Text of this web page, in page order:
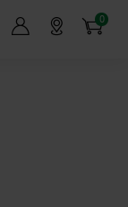
0
Artikel